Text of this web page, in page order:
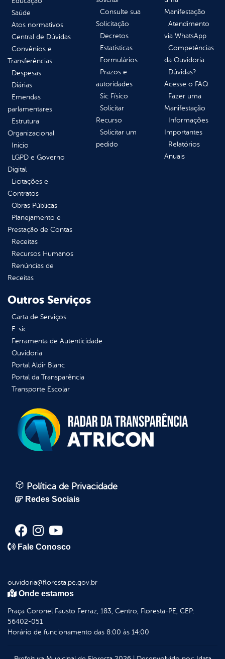
Saúde
Atos normativos
Central de Dúvidas
Convênios e
Transferências
Despesas
Diárias
Emendas
parlamentares
Estrutura
Organizacional
Inicio
LGPD e Governo
Digital
Licitações e
Contratos
Obras Públicas
Planejamento e
Prestação de Contas
Receitas
Recursos Humanos
Renúncias de
Receitas
Consulte sua
Solicitação
Decretos
Estatísticas
Formulários
Prazos e
autoridades
Sic Físico
Solicitar
Recurso
Solicitar um
pedido
Manifestação
Atendimento
via WhatsApp
Competências
da Ouvidoria
Dúvidas?
Acesse o FAQ
Fazer uma
Manifestação
Informações
Importantes
Relatórios
Anuais
Outros Serviços
Carta de Serviços
E-sic
Ferramenta de Autenticidade
Ouvidoria
Portal Aldir Blanc
Portal da Transparência
Transporte Escolar
Política de Privacidade
Redes Sociais
Fale Conosco
ouvidoria@floresta.pe.gov.br
Onde estamos
Praça Coronel Fausto Ferraz, 183, Centro, Floresta-PE, CEP:
56402-051
Horário de funcionamento das 8:00 às 14:00